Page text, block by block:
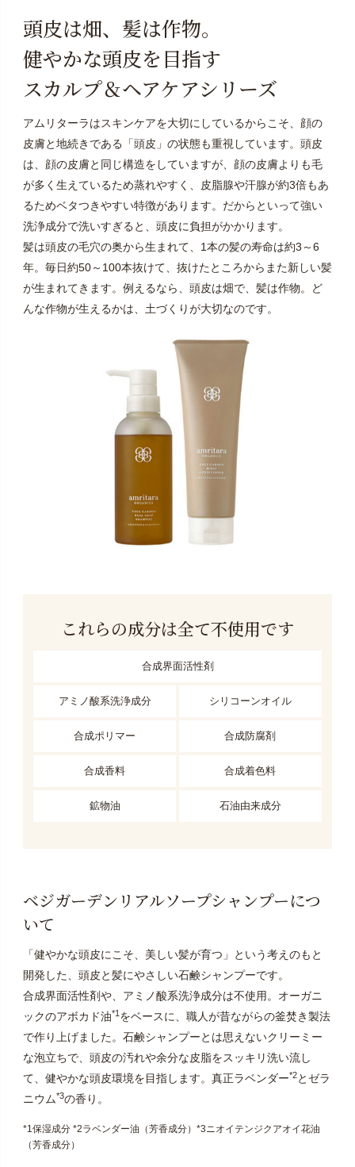
頭皮は畑、髪は作物。
健やかな頭皮を目指す
スカルプ＆ヘアケアシリーズ
アムリターラはスキンケアを大切にしているからこそ、顔の
皮膚と地続きである「頭皮」の状態も重視しています。頭皮
は、顔の皮膚と同じ構造をしていますが、顔の皮膚よりも毛
が多く生えているため蒸れやすく、皮脂腺や汗腺が約3倍もあ
るためベタつきやすい特徴があります。だからといって強い
洗浄成分で洗いすぎると、頭皮に負担がかかります。
髪は頭皮の毛穴の奥から生まれて、1本の髪の寿命は約3～6
年。毎日約50～100本抜けて、抜けたところからまた新しい髪
が生まれてきます。例えるなら、頭皮は畑で、髪は作物。ど
んな作物が生えるかは、土づくりが大切なのです。
これらの成分は全て不使用です
合成界面活性剤
アミノ酸系洗浄成分 シリコーンオイル
合成ポリマー 合成防腐剤
合成香料 合成着色料
鉱物油 石油由来成分
ベジガーデンリアルソープシャンプーにつ
いて
「健やかな頭皮にこそ、美しい髪が育つ」という考えのもと
開発した、頭皮と髪にやさしい石鹸シャンプーです。
合成界面活性剤や、アミノ酸系洗浄成分は不使用。オーガニ
ックのアボカド油*1をベースに、職人が昔ながらの釜焚き製法
で作り上げました。石鹸シャンプーとは思えないクリーミー
な泡立ちで、頭皮の汚れや余分な皮脂をスッキリ洗い流し
て、健やかな頭皮環境を目指します。真正ラベンダー*2とゼラ
ニウム*3の香り。
*1保湿成分 *2ラベンダー油（芳香成分）*3ニオイテンジクアオイ花油
（芳香成分）